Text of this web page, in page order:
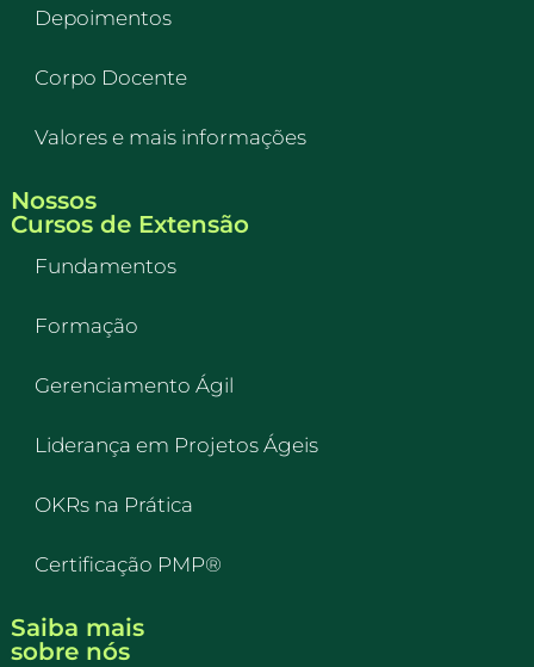
Depoimentos
Corpo Docente
Valores e mais informações
Nossos
Cursos de Extensão
Fundamentos
Formação
Gerenciamento Ágil
Liderança em Projetos Ágeis
OKRs na Prática
Certificação PMP®
Saiba mais
sobre nós